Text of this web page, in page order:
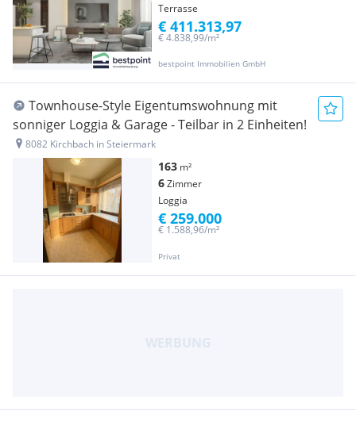
Terrasse
bestpoint Immobilien GmbH
€ 4.838,99/m²
€ 411.313,97
Townhouse-Style Eigentumswohnung mit
sonniger Loggia & Garage - Teilbar in 2 Einheiten!
8082 Kirchbach in Steiermark
163 m²
6Zimmer
Loggia
Privat
€ 1.588,96/m²
€ 259.000